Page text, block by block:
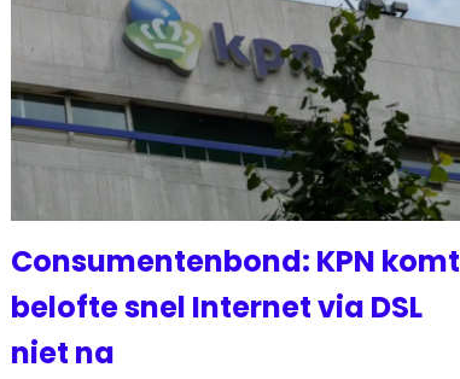
Consumentenbond: KPN komt
belofte snel Internet via DSL
niet na